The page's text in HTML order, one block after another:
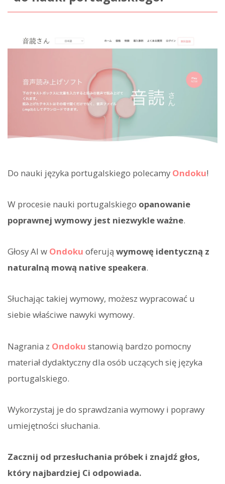
Do nauki języka portugalskiego polecamy Ondoku!
W procesie nauki portugalskiego opanowanie
poprawnej wymowy jest niezwykle ważne.
Głosy AI w Ondoku oferują wymowę identyczną z
naturalną mową native speakera.
Słuchając takiej wymowy, możesz wypracować u
siebie właściwe nawyki wymowy.
Nagrania z Ondoku stanowią bardzo pomocny
materiał dydaktyczny dla osób uczących się języka
portugalskiego.
Wykorzystaj je do sprawdzania wymowy i poprawy
umiejętności słuchania.
Zacznij od przesłuchania próbek i znajdź głos,
który najbardziej Ci odpowiada.